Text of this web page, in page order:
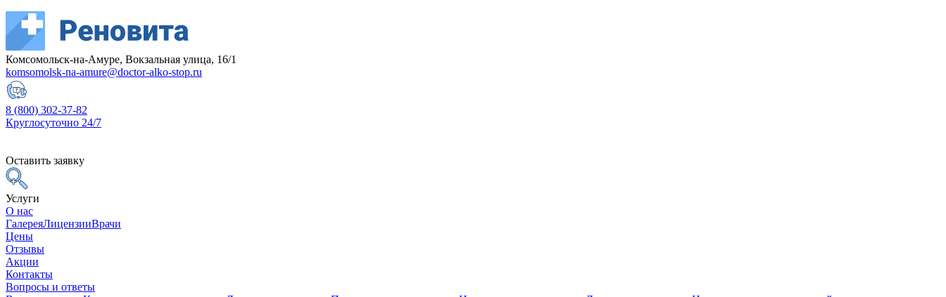
Комсомольск-на-Амуре, Вокзальная улица, 16/1
komsomolsk-na-amure@doctor-alko-stop.ru
8 (800) 302-37-82
Круглосуточно 24/7
Оставить заявку
Услуги
О нас
ГалереяЛицензииВрачи
Цены
Отзывы
Акции
Контакты
Вопросы и ответы